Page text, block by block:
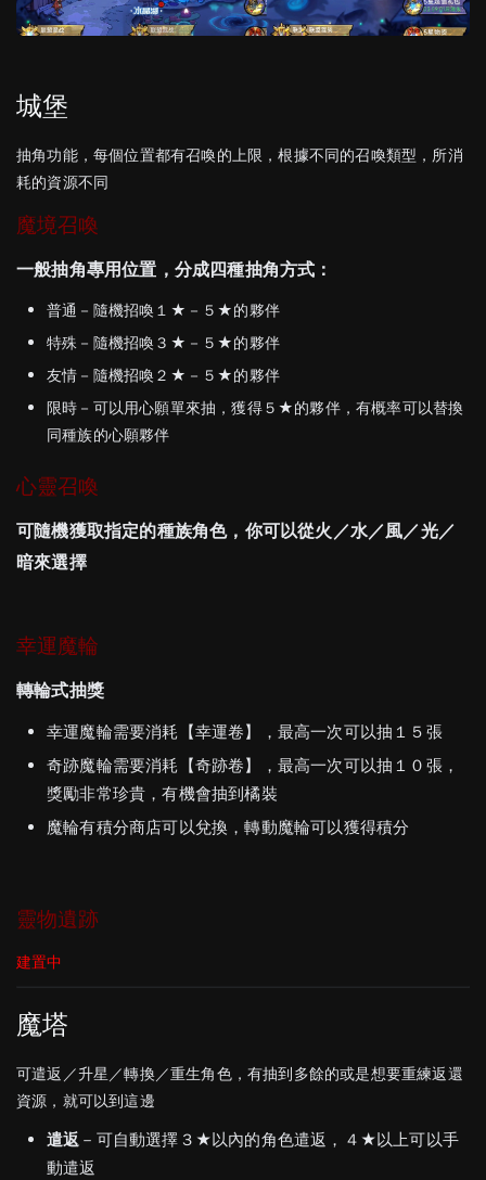
城堡
抽角功能，每個位置都有召喚的上限，根據不同的召喚類型，所消
耗的資源不同
魔境召喚
一般抽角專用位置，分成四種抽角方式：
普通－隨機招喚１★－５★的夥伴
特殊－隨機招喚３★－５★的夥伴
友情－隨機招喚２★－５★的夥伴
限時－可以用心願單來抽，獲得５★的夥伴，有概率可以替換
同種族的心願夥伴
心靈召喚
可隨機獲取指定的種族角色，你可以從火／水／風／光／
暗來選擇
幸運魔輪
轉輪式抽獎
幸運魔輪需要消耗【幸運卷】，最高一次可以抽１５張
奇跡魔輪需要消耗【奇跡卷】，最高一次可以抽１０張，
獎勵非常珍貴，有機會抽到橘裝
魔輪有積分商店可以兌換，轉動魔輪可以獲得積分
靈物遺跡
建置中
魔塔
可遣返／升星／轉換／重生角色，有抽到多餘的或是想要重練返還
資源，就可以到這邊
遣返 －可自動選擇３★以內的角色遣返，４★以上可以手
動遣返